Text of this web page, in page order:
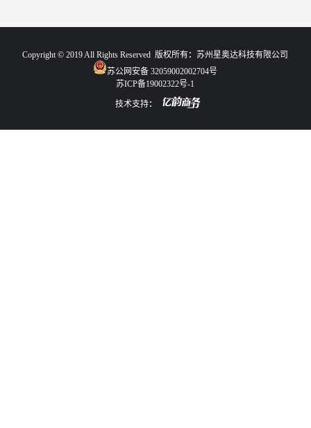
Copyright © 2019 All Rights Reserved 版权所有：苏州星奥达科技有限公司
苏公网安备 32059002002704号
苏ICP备19002322号-1
技术支持：